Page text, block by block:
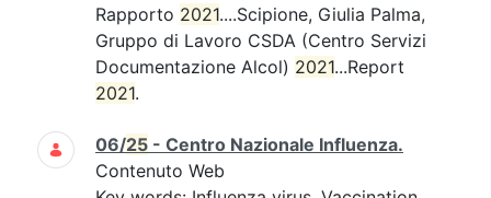
Rapporto 2021....Scipione, Giulia Palma,
Gruppo di Lavoro CSDA (Centro Servizi
Documentazione Alcol) 2021...Report
2021.
06/25 - Centro Nazionale Influenza.
Contenuto Web